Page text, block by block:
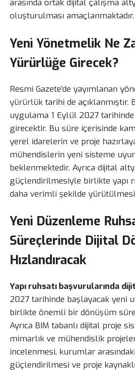
arasında ortak dijital çalışma
oluşturulması amaçlanmaktadır.
Yeni Yönetmelik Ne
Yürürlüğe Girecek?
Resmi Gazete’de yayımlanan
yürürlük tarihi de açıklanmıştır.
uygulama 1 Eylül 2027
girecektir. Bu süre içerisinde
yerel idarelerin ve proje
mühendislerin yeni sisteme
beklenmektedir. Ayrıca dijital
güçlendirilmesiyle birlikte yapı
daha verimli şekilde
Yeni Düzenleme
Süreçlerinde Dijital
Hızlandıracak
Yapı ruhsatı başvurularında
2027 tarihinde başlayacak yeni
birlikte önemli bir dönüşüm
Ayrıca BIM tabanlı dijital proje
mimarlık ve mühendislik
incelenmesi, kurumlar
güçlendirilmesi ve proje